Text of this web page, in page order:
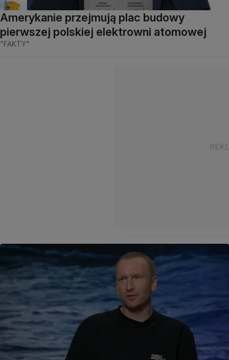
Amerykanie przejmują plac budowy
pierwszej polskiej elektrowni atomowej
"FAKTY"